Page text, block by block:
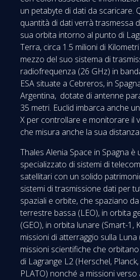
un petabyte di dati da scaricare.
quantità di dati verrà trasmessa
sua orbita intorno al punto di
Terra, circa 1.5 milioni di
mezzo del suo sistema di
radiofrequenza (26 GHz) in
ESA situate a Cebreros, in
Argentina, dotate di antenne
35 metri. Euclid imbarca anche
X per controllare e monitorare il
che misura anche la sua
Thales Alenia Space in Spagna
specializzato di sistemi di
satellitari con un solido
sistemi di trasmissione dati per
spaziali e orbite, che spaziano
terrestre bassa (LEO), in orbita
(GEO), in orbita lunare (Smart-1,
missioni di atterraggio sulla Luna
missioni scientifiche che
di Lagrange L2 (Herschel, Planck,
PLATO) nonché a missioni verso